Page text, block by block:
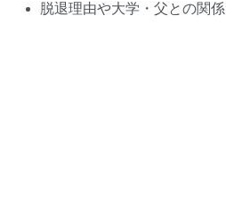
脱退理由や大学・父との関係